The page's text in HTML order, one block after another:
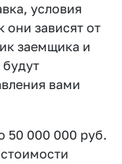
условия
они зависят от
заемщика и
вами
50 000 000 руб.